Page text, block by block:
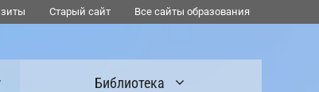
Старый сайт Все сайты образования
Библиотека